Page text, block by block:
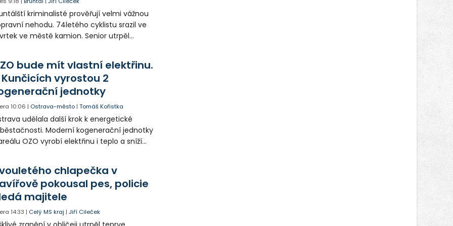
kriminalisté prověřují velmi vážnou
nehodu. 74letého cyklistu srazil ve
ve městě kamion. Senior utrpěl
případné svědky.
bude mít vlastní elektřinu.
Kunčicích vyrostou 2
jednotky
10:06 | Ostrava-město |Tomáš Kořistka
udělala další krok k energetické
Moderní kogenerační jednotky
OZO vyrobí elektřinu i teplo a sníží
přímo v Kunčicích.
chlapečka v
pokousal pes, policie
majitele
14:33 | Celý MS kraj |Jiří Cileček